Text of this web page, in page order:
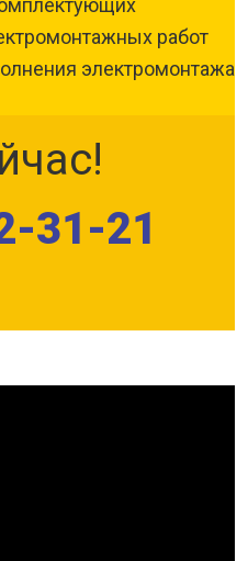
работ
электромонтажа
31-21